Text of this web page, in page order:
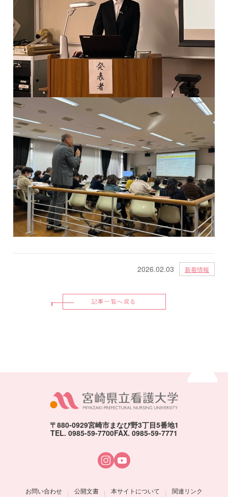
2026.02.03 新着情報
記事一覧へ戻る
〒880-0929宮崎市まなび野3丁目5番地1
TEL. 0985-59-7700FAX. 0985-59-7771
お問い合わせ 公開文書 本サイトについて 関連リンク